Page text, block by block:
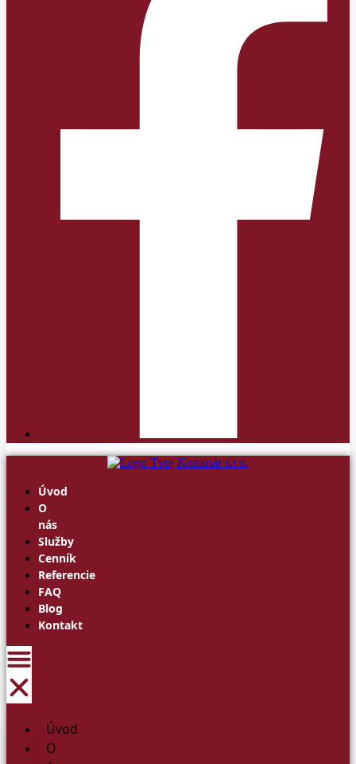
Úvod
O
nás
Služby
Cenník
Referencie
FAQ
Blog
Kontakt
Úvod
O